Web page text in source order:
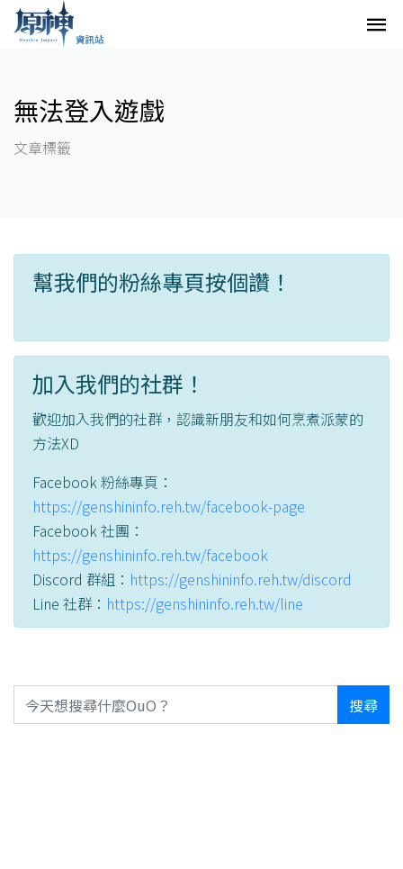
無法登入遊戲
文章標籤
幫我們的粉絲專頁按個讚！
加入我們的社群！
歡迎加入我們的社群，認識新朋友和如何烹煮派蒙的
方法XD
Facebook 粉絲專頁：
https://genshininfo.reh.tw/facebook-page
Facebook 社團：
https://genshininfo.reh.tw/facebook
Discord 群組： https://genshininfo.reh.tw/discord
Line 社群： https://genshininfo.reh.tw/line
搜尋